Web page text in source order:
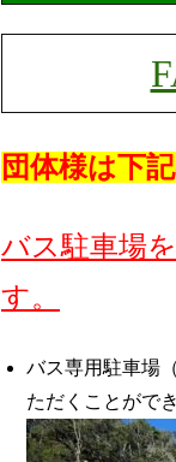
団体様は下
バス駐車場
す。
バス専用駐車場
ただくことがで